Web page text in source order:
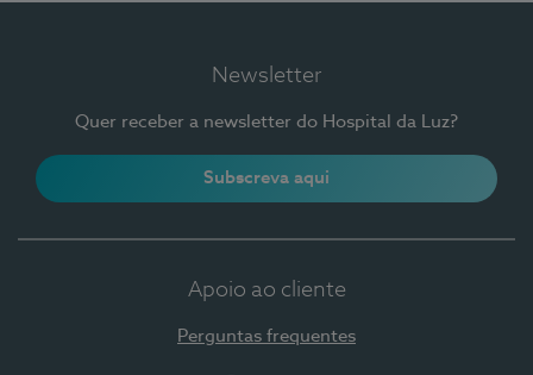
Newsletter
Quer receber a newsletter do Hospital da Luz?
Subscreva aqui
Apoio ao cliente
Perguntas frequentes